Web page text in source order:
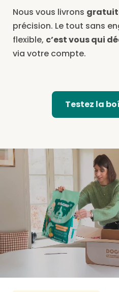
Nous vous livrons
précision. Le tout sans
flexible, c’est vous qui
via votre compte.
Testez la